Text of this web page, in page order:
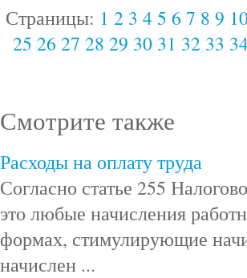
Страницы: 1 2 3 45 6 7 8 9
25 26 27 28 29 30 31 32 33
Смотрите также
Расходы на оплату труда
Согласно статье 255
это любые начисления
формах, стимулирующие
начислен ...